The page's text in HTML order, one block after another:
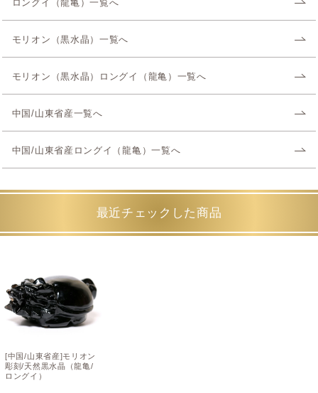
ロングイ（龍亀）一覧へ
モリオン（黒水晶）一覧へ
モリオン（黒水晶）ロングイ（龍亀）一覧へ
中国/山東省産一覧へ
中国/山東省産ロングイ（龍亀）一覧へ
最近チェックした商品
[中国/山東省産]モリオン
彫刻/天然黒水晶（龍亀/
ロングイ）